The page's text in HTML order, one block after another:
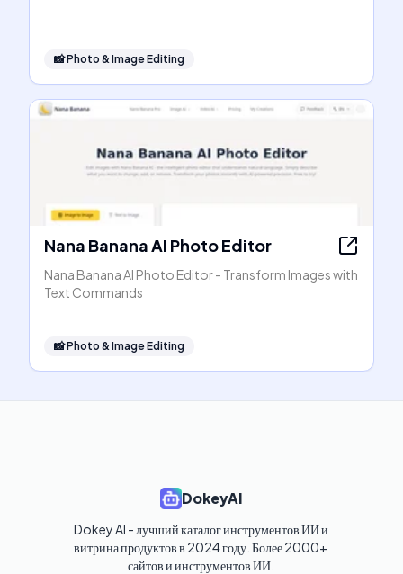
📸Photo & Image Editing
Nana Banana AI Photo Editor
Nana Banana AI Photo Editor - Transform Images with
Text Commands
📸Photo & Image Editing
DokeyAI
Dokey AI - лучший каталог инструментов ИИ и
витрина продуктов в 2024 году. Более 2000+
сайтов и инструментов ИИ.